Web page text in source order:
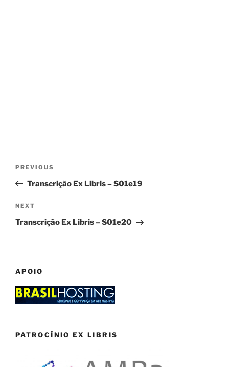
Previous
Post
PREVIOUS
Transcrição Ex Libris – S01e19
Next
Post
NEXT
Transcrição Ex Libris – S01e20
APOIO
PATROCÍNIO EX LIBRIS